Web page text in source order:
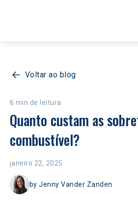
Voltar ao blog
6 min de leitura
Quanto custam as
combustível?
janeiro 22, 2025
byJenny Vander Zanden